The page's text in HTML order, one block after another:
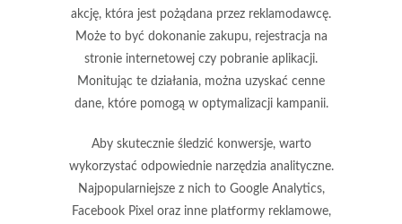
akcję, która jest pożądana przez reklamodawcę.
Może to być dokonanie zakupu, rejestracja na
stronie internetowej czy pobranie aplikacji.
Monitując te działania, można uzyskać cenne
dane, które pomogą w optymalizacji kampanii.
Aby skutecznie śledzić konwersje, warto
wykorzystać odpowiednie narzędzia analityczne.
Najpopularniejsze z nich to Google Analytics,
Facebook Pixel oraz inne platformy reklamowe,